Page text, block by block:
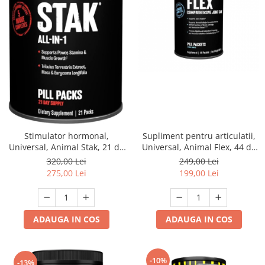
Stimulator hormonal,
Universal, Animal Stak, 21 de
pachete
320,00 Lei
275,00 Lei
ADAUGA IN COS
Supliment pentru articulatii,
Universal, Animal Flex, 44 de
pachete
249,00 Lei
199,00 Lei
ADAUGA IN COS
-13% -10%